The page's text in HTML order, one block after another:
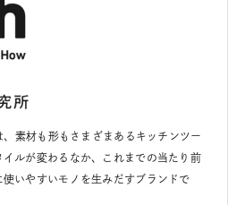
素材も形もさまざまあるキッチンツー
ルが変わるなか、これまでの当たり前
いやすいモノを生みだすブランドで